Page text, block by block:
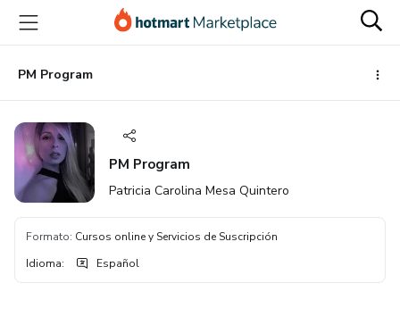
principal
página
de
página
PM Program
PM Program
Patricia Carolina Mesa Quintero
Formato: Cursos online y Servicios de Suscripción
Idioma: Español